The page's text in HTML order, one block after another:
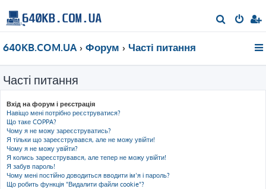
о
640KB.COM.UA Форум Часті питання
Часті питання
Вхід на форум і реєстрація
Навіщо мені потрібно реєструватися?
Що таке COPPA?
Чому я не можу зареєструватись?
Я тільки що зареєструвався, але не можу увійти!
Чому я не можу увійти?
Я колись зареєструвався, але тепер не можу увійти!
Я забув пароль!
Чому мені постійно доводиться вводити ім’я і пароль?
Що робить функція "Видалити файли cookie"?